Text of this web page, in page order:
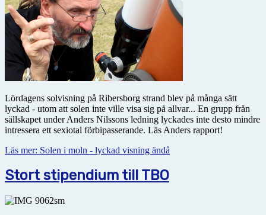
Lördagens solvisning på Ribersborg strand blev på många sätt
lyckad - utom att solen inte ville visa sig på allvar... En grupp från
sällskapet under Anders Nilssons ledning lyckades inte desto mindre
intressera ett sexiotal förbipasserande. Läs Anders rapport!
Läs mer: Solen i moln - lyckad visning ändå
Stort stipendium till TBO